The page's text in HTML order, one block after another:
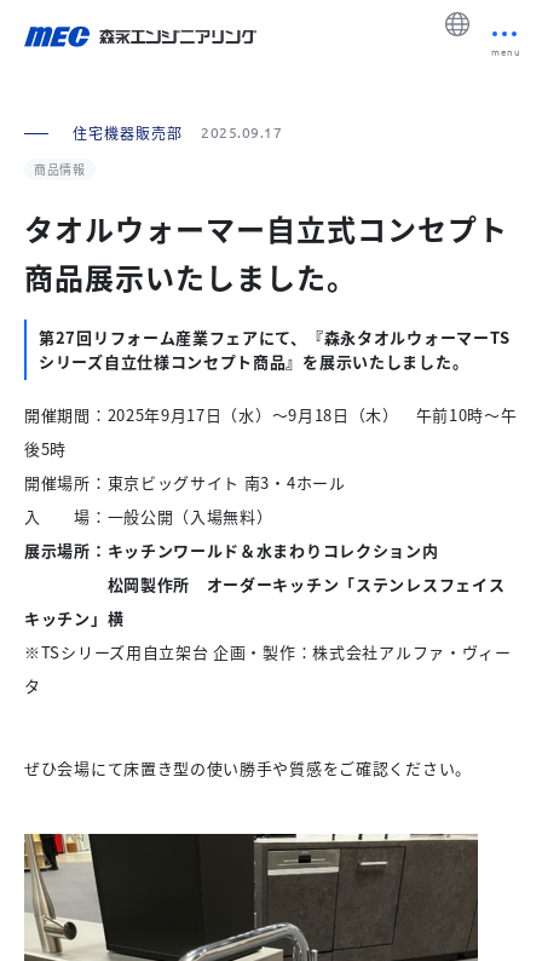
住宅機器販売部 2025.09.17
商品情報
タオルウォーマー自立式コンセプト
商品展示いたしました。
第27回リフォーム産業フェアにて、『森永タオルウォーマーTS
シリーズ自立仕様コンセプト商品』を展示いたしました。
開催期間：2025年9月17日（水）～9月18日（木） 午前10時～午
後5時
開催場所：東京ビッグサイト 南3・4ホール
入 場：一般公開（入場無料）
展示場所：キッチンワールド＆水まわりコレクション内
松岡製作所 オーダーキッチン「ステンレスフェイス
キッチン」横
※TSシリーズ用自立架台 企画・製作：株式会社アルファ・ヴィー
タ
ぜひ会場にて床置き型の使い勝手や質感をご確認ください。
menu